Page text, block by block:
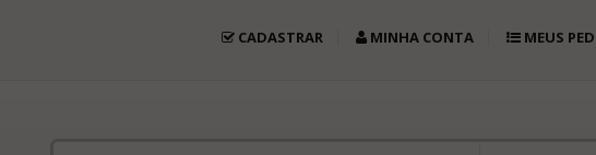
CADASTRAR MINHA CONTA MEUS